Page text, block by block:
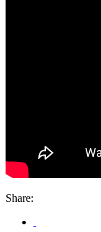
Share: